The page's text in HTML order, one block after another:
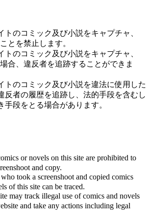
トのコミック及び小説をキャプチャ、
とを禁止します。
トのコミック及び小説をキャプチャ、
合、違反者を追跡することができま
トのコミック及び小説を違法に使用した
反者の履歴を追跡し、法的手段を含むし
手段をとる場合があります。
or novels on this site are prohibited to
and copy.
who took a screenshoot and copied comics
of this site can be traced.
may track illegal use of comics and novels
and take any actions including legal